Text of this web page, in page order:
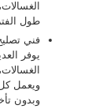
طول
فني
يوفر
ويعمل كل
وبدون